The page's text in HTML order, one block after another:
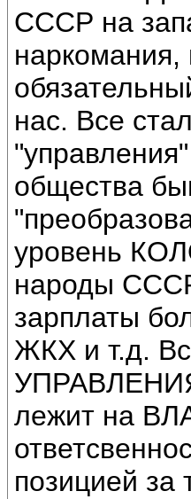
СССР на
наркомания,
нас. Все
общества
уровень
народы
зарплаты
ЖКХ и т.д.
лежит на
позицией за